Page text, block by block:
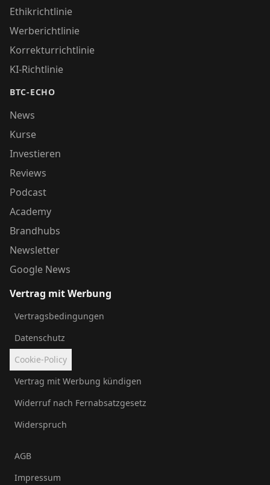
Ethikrichtlinie
Werberichtlinie
Korrekturrichtlinie
KI-Richtlinie
BTC-ECHO
News
Kurse
Investieren
Reviews
Podcast
Academy
Brandhubs
Newsletter
Google News
Vertrag mit Werbung
Vertragsbedingungen
Datenschutz
Cookie-Policy
Vertrag mit Werbung kündigen
Widerruf nach Fernabsatzgesetz
Widerspruch
AGB
Impressum